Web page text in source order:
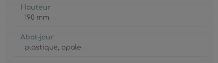
Hauteur
190 mm
Abat-jour
plastique, opale